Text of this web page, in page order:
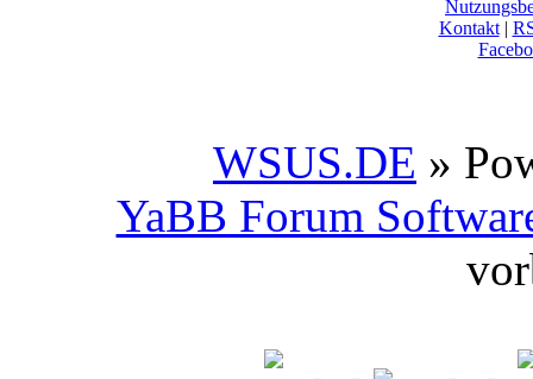
Kontakt|
WSUS.DE »
YaBB Forum